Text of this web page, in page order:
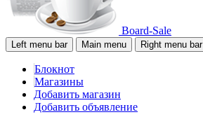
Board-Sale
Left menu bar Main menu Right menu bar
Блокнот
Магазины
Добавить магазин
Добавить объявление